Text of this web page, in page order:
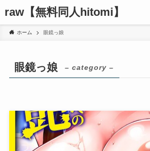
raw【無料同人hitomi】
ホーム 眼鏡っ娘
眼鏡っ娘 – category –